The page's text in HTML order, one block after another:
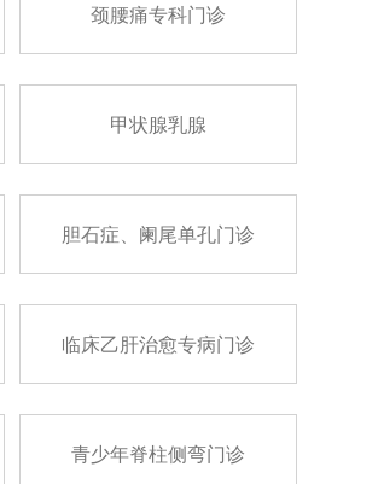
颈腰痛专科门诊
甲状腺乳腺
胆石症、阑尾单孔门诊
临床乙肝治愈专病门诊
青少年脊柱侧弯门诊